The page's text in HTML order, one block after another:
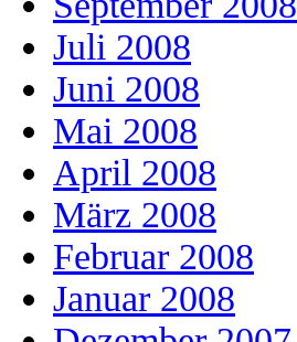
Juli 2008
Juni 2008
Mai 2008
April 2008
März 2008
Februar 2008
Januar 2008